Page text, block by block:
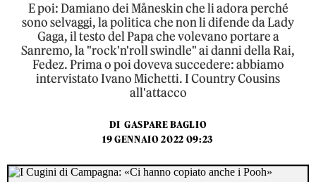
E poi: Damiano dei Måneskin che li adora perché
sono selvaggi, la politica che non li difende da Lady
Gaga, il testo del Papa che volevano portare a
Sanremo, la "rock'n'roll swindle" ai danni della Rai,
Fedez. Prima o poi doveva succedere: abbiamo
intervistato Ivano Michetti. I Country Cousins
all'attacco
DI GASPARE BAGLIO
19 GENNAIO 2022 09:23